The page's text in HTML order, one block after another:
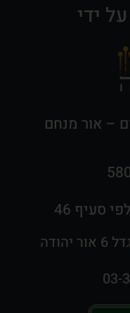
ידי
– אור מנחם
סעיף 46